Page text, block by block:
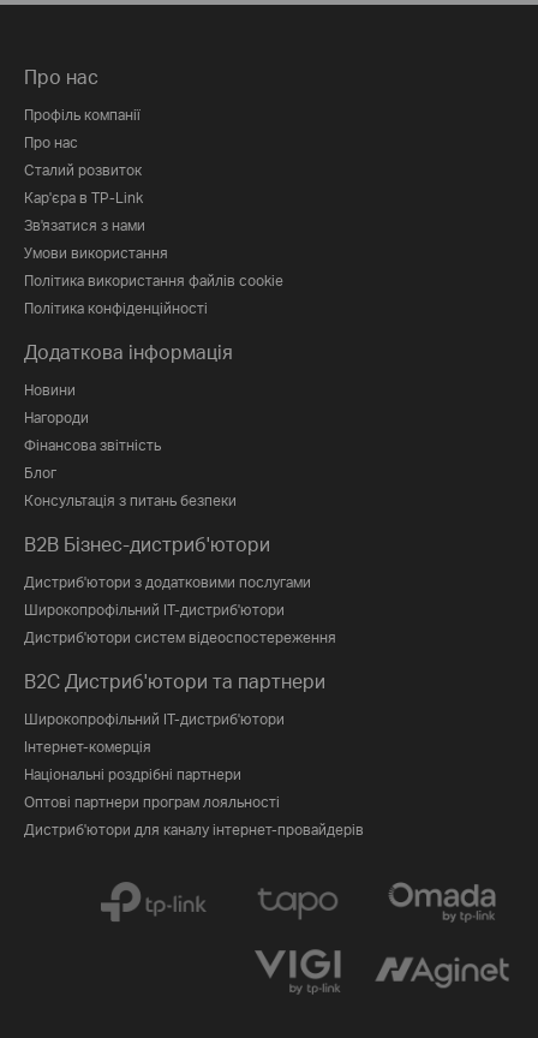
Про нас
Профіль компанії
Про нас
Сталий розвиток
Кар'єра в TP-Link
Зв'язатися з нами
Умови використання
Політика використання файлів cookie
Політика конфіденційності
Додаткова інформація
Новини
Нагороди
Фінансова звітність
Блог
Консультація з питань безпеки
B2B Бізнес-дистриб'ютори
Дистриб'ютори з додатковими послугами
Широкопрофільний IT-дистриб'ютори
Дистриб'ютори систем відеоспостереження
B2C Дистриб'ютори та партнери
Широкопрофільний IT-дистриб'ютори
Інтернет-комерція
Національні роздрібні партнери
Оптові партнери програм лояльності
Дистриб'ютори для каналу інтернет-провайдерів